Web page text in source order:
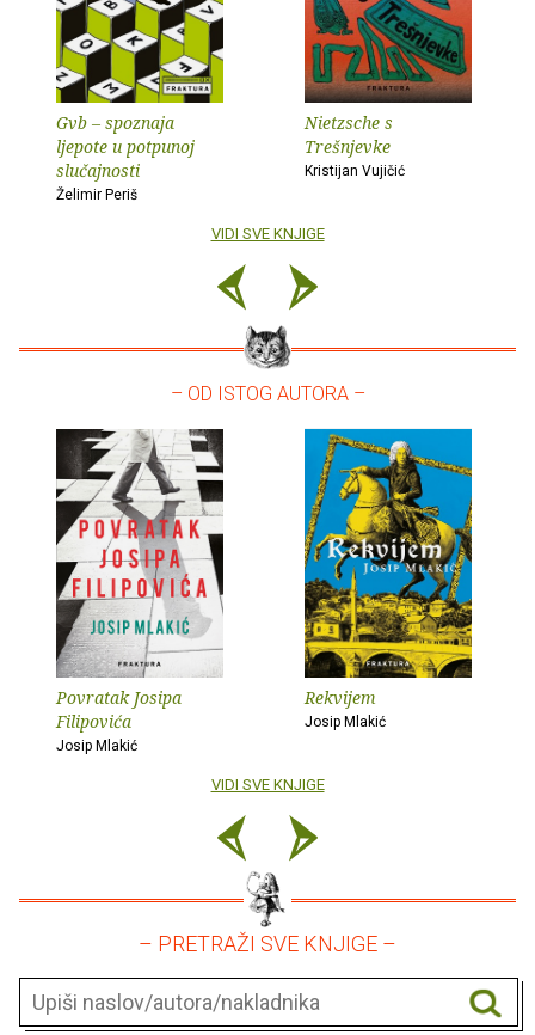
Gvb – spoznaja
ljepote u potpunoj
slučajnosti
Želimir Periš
Nietzsche s
Trešnjevke
Kristijan Vujičić
VIDI SVE KNJIGE
– OD ISTOG AUTORA –
Povratak Josipa
Filipovića
Josip Mlakić
Rekvijem
Josip Mlakić
VIDI SVE KNJIGE
– PRETRAŽI SVE KNJIGE –